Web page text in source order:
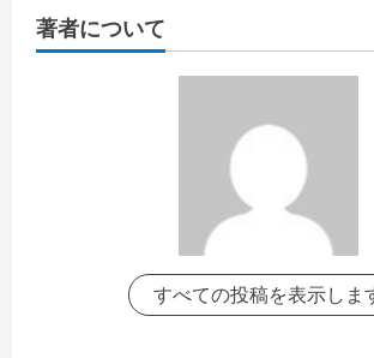
著者について
すべての投稿を表示しま